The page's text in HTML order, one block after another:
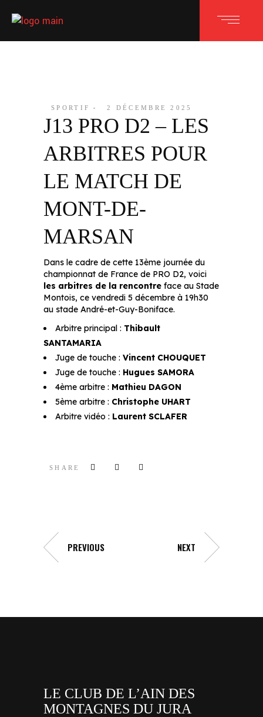
SPORTIF 2 DÉCEMBRE 2025
J13 PRO D2 – LES
ARBITRES POUR
LE MATCH DE
MONT-DE-
MARSAN
Dans le cadre de cette 13ème journée du
championnat de France de PRO D2, voici
les arbitres de la rencontre face au Stade
Montois, ce vendredi 5 décembre à 19h30
au stade André-et-Guy-Boniface.
Arbitre principal : Thibault
SANTAMARIA
Juge de touche : Vincent CHOUQUET
Juge de touche : Hugues SAMORA
4ème arbitre : Mathieu DAGON
5ème arbitre : Christophe UHART
Arbitre vidéo : Laurent SCLAFER
SHARE
PREVIOUS NEXT
LE CLUB DE L’AIN DES
MONTAGNES DU JURA